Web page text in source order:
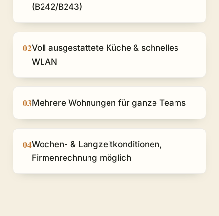
(B242/B243)
02Voll ausgestattete Küche & schnelles
WLAN
03Mehrere Wohnungen für ganze Teams
04Wochen- & Langzeitkonditionen,
Firmenrechnung möglich